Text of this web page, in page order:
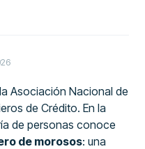
Asociación Nacional de
de Crédito. En la
de personas conoce
de morosos: una